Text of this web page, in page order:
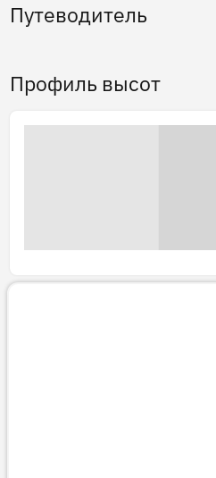
Путеводитель
Профиль высот